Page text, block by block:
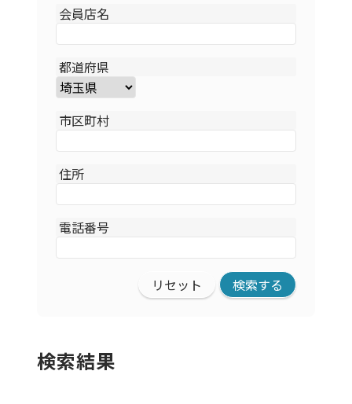
会員店名
都道府県
市区町村
住所
電話番号
リセット
検索結果